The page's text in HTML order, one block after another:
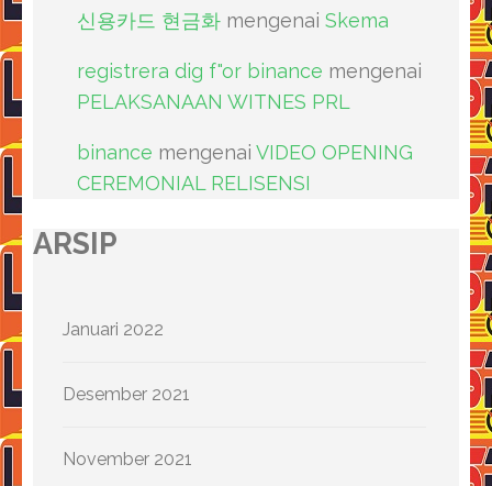
신용카드 현금화 mengenai Skema
registrera dig f"or binance mengenai
PELAKSANAAN WITNES PRL
binance mengenai VIDEO OPENING
CEREMONIAL RELISENSI
ARSIP
Januari 2022
Desember 2021
November 2021